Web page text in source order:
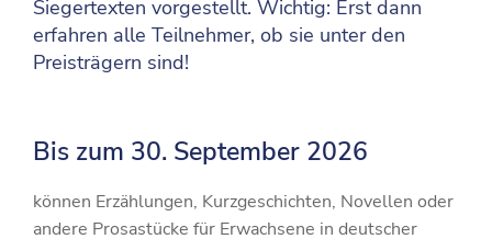
Siegertexten vorgestellt. Wichtig: Erst dann
erfahren alle Teilnehmer, ob sie unter den
Preisträgern sind!
Bis zum 30. September 2026
können Erzählungen, Kurzgeschichten, Novellen oder
andere Prosastücke für Erwachsene in deutscher